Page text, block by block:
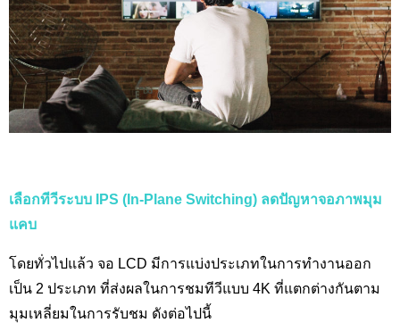
เลือกทีวีระบบ
IPS (In-Plane Switching) ลดปัญหาจอภาพมุม
แคบ
โดยทั่วไปแล้ว จอ LCD มีการแบ่งประเภทในการทำงานออก
เป็น 2 ประเภท ที่ส่งผลในการชมทีวีแบบ 4K ที่แตกต่างกันตาม
มุมเหลี่ยมในการรับชม ดังต่อไปนี้